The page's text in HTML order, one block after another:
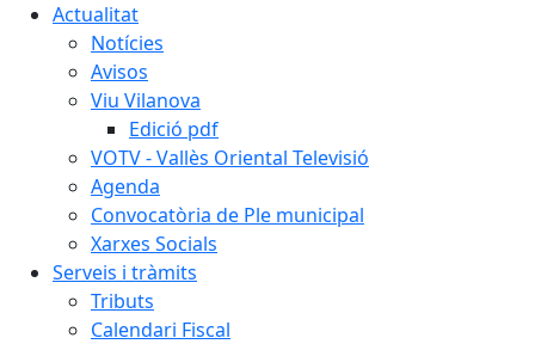
Actualitat
Notícies
Avisos
Viu Vilanova
Edició pdf
VOTV - Vallès Oriental Televisió
Agenda
Convocatòria de Ple municipal
Xarxes Socials
Serveis i tràmits
Tributs
Calendari Fiscal